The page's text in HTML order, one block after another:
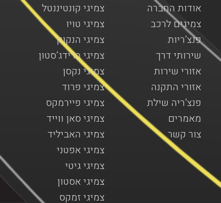
צמיגי קונטיננטל
צמיגי טויו
צמיגי הנקוק
צמיגי ברידג’סטון
צמיגי נקסן
צמיגי פרוד
צמיגי פיירמקס
צמיגי סאן ווייד
צמיגי האביליד
צמיגי אפטני
צמיגי גיטי
צמיגי אסטון
צמיגי זמקס
אודות החברה
צמיגים לרכב
פנצ’ריות
שירותי דרך
אזורי שירות
אזורי התקנה
פנצ’ריה שילת
מאמרים
צור קשר